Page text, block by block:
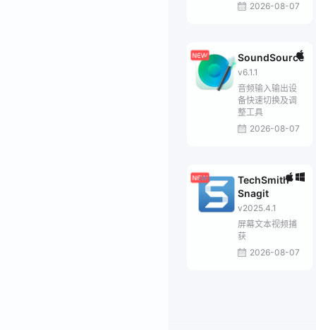
2026-08-07
SoundSource
v6.1.1
音频输入输出设
备快速切换及调
整工具
2026-08-07
TechSmith
Snagit
v2025.4.1
屏幕文本视频捕
获
2026-08-07